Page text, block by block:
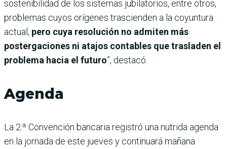
sostenibilidad de los sistemas jubilatorios, entre otros,
problemas cuyos orígenes trascienden a la coyuntura
actual, pero cuya resolución no admiten más
postergaciones ni atajos contables que trasladen el
problema hacia el futuro”, destacó.
Agenda
La 2.ª Convención bancaria registró una nutrida agenda
en la jornada de este jueves y continuará mañana